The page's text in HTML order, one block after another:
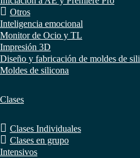
Otros
Inteligencia emocional
Monitor de Ocio y TL
Impresión 3D
Diseño y fabricación de moldes de
Moldes de silicona
Clases
Clases Individuales
Clases en grupo
Intensivos